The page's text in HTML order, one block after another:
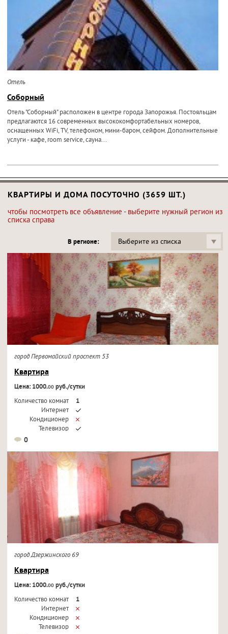
Отель
Соборный
Отель "Соборный" расположен в центре города Запорожья. Постояльцам
предлагаются 16 современных высококомфортабельных номеров,
оснащенных WiFi, TV, телефоном, мини-баром, сейфом. Дополнительные
услуги - кафе, room service, сауна...
КВАРТИРЫ И ДОМА ПОСУТОЧНО (3659 ШТ.)
чтобы посмотреть все объявление - выберите нужный регион из
списка справа
В регионе: Выберите из списка
город Первомайский проспект 53
Квартира
Цена: 1000.00руб./сутки
Количество комнат
1
Интернет
Кондиционер
Телевизор
0
город Дзержинского 69
Квартира
Цена: 1000.00руб./сутки
Количество комнат
1
Интернет
Кондиционер
Телевизор